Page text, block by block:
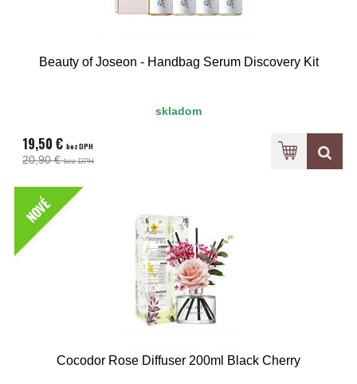
Beauty of Joseon - Handbag Serum Discovery Kit
skladom
19,50 € bez DPH
20,90 €bez DPH
NOVÉ
Cocodor Rose Diffuser 200ml Black Cherry